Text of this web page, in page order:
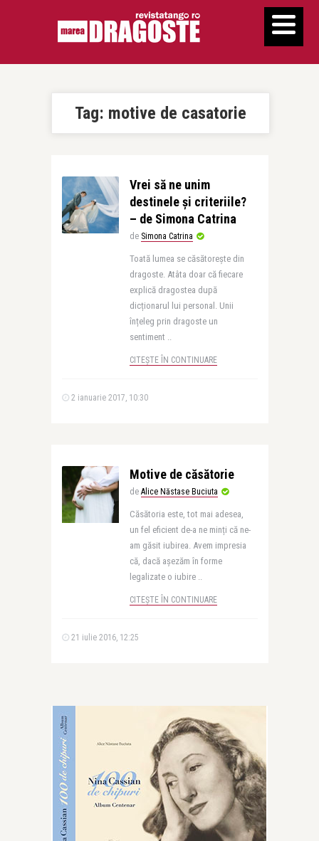
Tag: motive de casatorie
Vrei să ne unim
destinele și criteriile?
– de Simona Catrina
de Simona Catrina
Toată lumea se căsătorește din
dragoste. Atâta doar că fiecare
explică dragostea după
dicționarul lui personal. Unii
înțeleg prin dragoste un
sentiment ..
CITEȘTE ÎN CONTINUARE
2 ianuarie 2017, 10:30
Motive de căsătorie
de Alice Năstase Buciuta
Căsătoria este, tot mai adesea,
un fel eficient de-a ne minți că ne-
am găsit iubirea. Avem impresia
că, dacă așezăm în forme
legalizate o iubire ..
CITEȘTE ÎN CONTINUARE
21 iulie 2016, 12:25